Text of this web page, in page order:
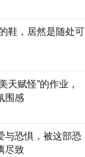
鞋，居然是随处可
天赋怪”的作业，
围感
与恐惧，被这部恐
尽致